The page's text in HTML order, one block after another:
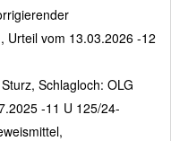
Urteil vom 13.03.2026 -12
Schlagloch: OLG
-11 U 125/24-